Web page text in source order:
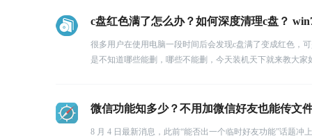
c盘红色满了怎么办？如何深度清理c盘？
很多用户在使用电脑一段时间后会发现c盘满了变成红色，
是不知道哪些能删，哪些不能删，今天装机天下就来教大家
微信功能知多少？不用加微信好友也能传文
8 月 4 日最新消息，此前“能否出一个临时好友功能”话题